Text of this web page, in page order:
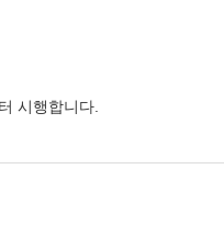
시행합니다.